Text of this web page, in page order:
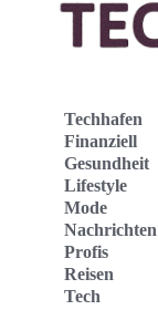
Techhafen
Finanziell
Gesundheit
Lifestyle
Mode
Nachrichten
Profis
Reisen
Tech